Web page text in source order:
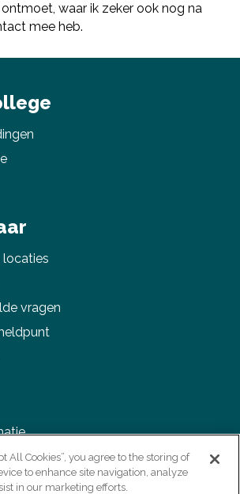
waar ik zeker ook nog na
mee heb.
vragen
All Cookies”, you agree to the storing of
to enhance site navigation, analyze
in our marketing efforts.